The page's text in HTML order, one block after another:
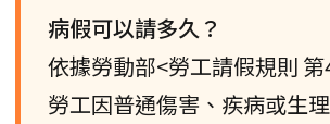
病假可以請多久？
依據勞動部<勞工請假規則
勞工因普通傷害、疾病或生